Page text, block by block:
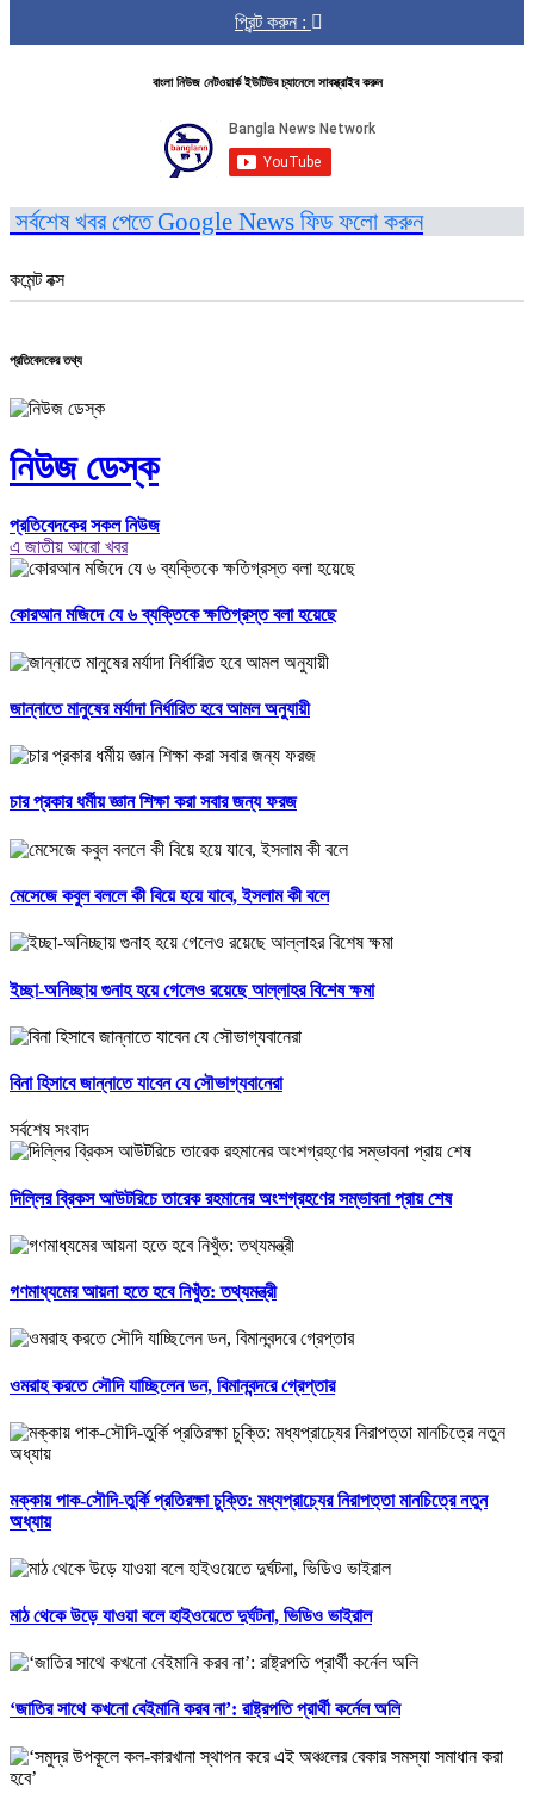
প্রিন্ট করুন :
বাংলা নিউজ নেটওয়ার্ক ইউটিউব চ্যানেলে সাবস্ক্রাইব করুন
সর্বশেষ খবর পেতে Google News ফিড ফলো করুন
কমেন্ট বক্স
প্রতিবেদকের তথ্য
নিউজ ডেস্ক
প্রতিবেদকের সকল নিউজ
এ জাতীয় আরো খবর
কোরআন মজিদে যে ৬ ব্যক্তিকে ক্ষতিগ্রস্ত বলা হয়েছে
জান্নাতে মানুষের মর্যাদা নির্ধারিত হবে আমল অনুযায়ী
চার প্রকার ধর্মীয় জ্ঞান শিক্ষা করা সবার জন্য ফরজ
মেসেজে কবুল বললে কী বিয়ে হয়ে যাবে, ইসলাম কী বলে
ইচ্ছা-অনিচ্ছায় গুনাহ হয়ে গেলেও রয়েছে আল্লাহর বিশেষ ক্ষমা
বিনা হিসাবে জান্নাতে যাবেন যে সৌভাগ্যবানেরা
সর্বশেষ সংবাদ
দিল্লির ব্রিকস আউটরিচে তারেক রহমানের অংশগ্রহণের সম্ভাবনা প্রায় শেষ
গণমাধ্যমের আয়না হতে হবে নিখুঁত: তথ্যমন্ত্রী
ওমরাহ করতে সৌদি যাচ্ছিলেন ডন, বিমানবন্দরে গ্রেপ্তার
মক্কায় পাক-সৌদি-তুর্কি প্রতিরক্ষা চুক্তি: মধ্যপ্রাচ্যের নিরাপত্তা মানচিত্রে নতুন
অধ্যায়
মাঠ থেকে উড়ে যাওয়া বলে হাইওয়েতে দুর্ঘটনা, ভিডিও ভাইরাল
‘জাতির সাথে কখনো বেইমানি করব না’: রাষ্ট্রপতি প্রার্থী কর্নেল অলি